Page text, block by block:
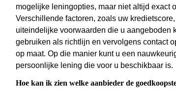
mogelijke leningopties, maar niet altijd exact
Verschillende factoren, zoals uw
uiteindelijke voorwaarden die u aangeboden
gebruiken als richtlijn en vervolgens contact
op maat. Op die manier kunt u een
persoonlijke lening die voor u beschikbaar is.
Hoe kan ik zien welke aanbieder de